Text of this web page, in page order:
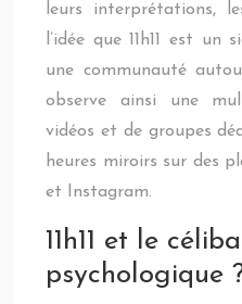
leurs interprétations,
l’idée que 11h11 est
une communauté
observe ainsi une
vidéos et de groupes
heures miroirs sur des
et Instagram.
11h11 et le
psychologique